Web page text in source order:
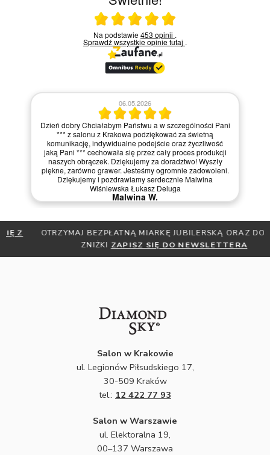
Ocena średnia 5 na 5
Na podstawie453 opinii .
Sprawdź wszystkie opinietutaj .
06.05.2026
Dzień dobry Chciałabym Państwu a w szczególności Pani
*** z salonu z Krakowa podziękować za świetną
komunikację, indywidualne podejście oraz życzliwość
jaką Pani *** cechowała się przez cały proces produkcji
naszych obrączek. Dziękujemy za doradztwo! Wyszły
piękne, zarówno grawer. Jesteśmy ogromnie zadowoleni.
Dziękujemy i pozdrawiamy serdecznie Malwina
Wiśniewska Łukasz Deluga
Malwina W.
OTRZYMAJ BEZPŁATNĄ MIARKĘ JUBILERSKĄ ORAZ DO 30%
ZNIŻKIZAPISZ SIĘ DO NEWSLETTERA
Salon w Krakowie
ul. Legionów Piłsudskiego 17,
30-509 Kraków
tel.: 12 422 77 93
Salon w Warszawie
ul. Elektoralna 19,
00–137 Warszawa